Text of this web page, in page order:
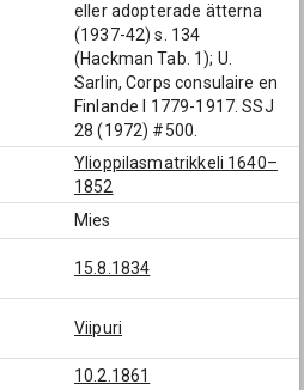
eller adopterade ätterna
(1937-42) s. 134
(Hackman Tab. 1); U.
Sarlin, Corps consulaire en
Finlande I 1779-1917. SSJ
28 (1972) #500.
Ylioppilasmatrikkeli 1640–
1852
Mies
15.8.1834
Viipuri
10.2.1861